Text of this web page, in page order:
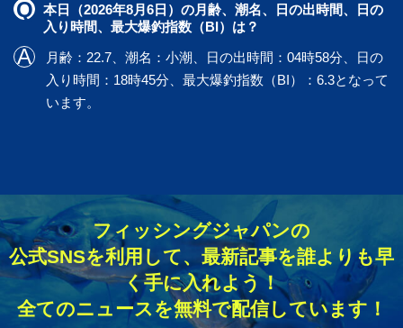
本日（2026年8月6日）の月齢、潮名、日の出時間、日の
入り時間、最大爆釣指数（BI）は？
月齢：22.7、潮名：小潮、日の出時間：04時58分、日の
入り時間：18時45分、最大爆釣指数（BI）：6.3となって
います。
フィッシングジャパンの
公式SNSを利用して、最新記事を誰よりも早
く手に入れよう！
全てのニュースを無料で配信しています！